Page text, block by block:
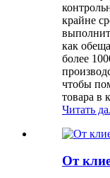
крайне
как
более
чтобы
товара в
Читать
От